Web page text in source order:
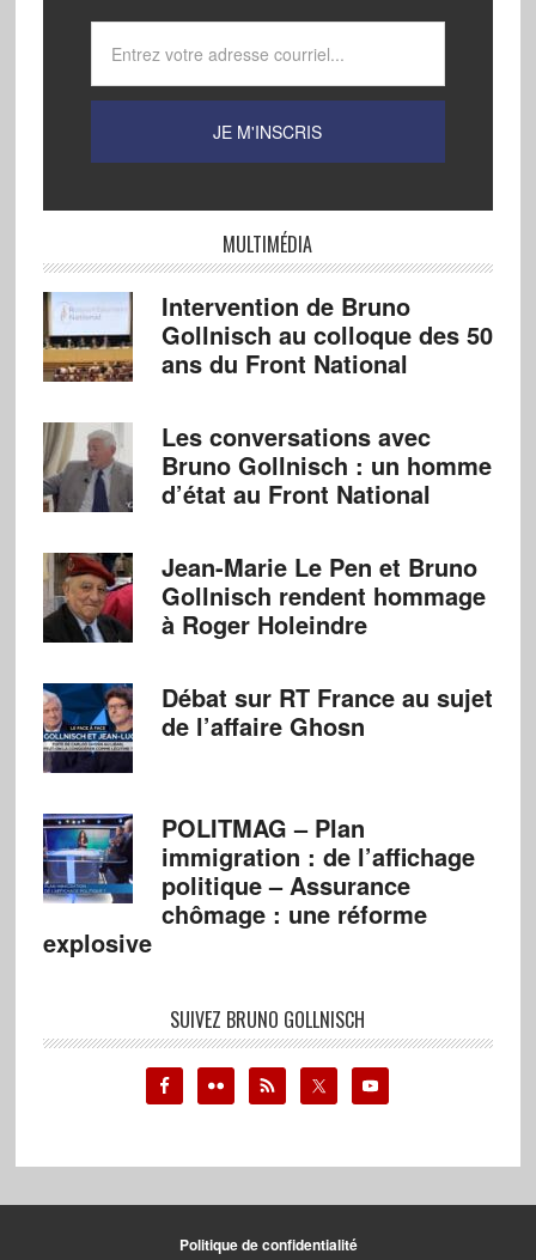
MULTIMÉDIA
Intervention de Bruno
Gollnisch au colloque des 50
ans du Front National
Les conversations avec
Bruno Gollnisch : un homme
d’état au Front National
Jean-Marie Le Pen et Bruno
Gollnisch rendent hommage
à Roger Holeindre
Débat sur RT France au sujet
de l’affaire Ghosn
POLITMAG – Plan
immigration : de l’affichage
politique – Assurance
chômage : une réforme
explosive
SUIVEZ BRUNO GOLLNISCH
Politique de confidentialité